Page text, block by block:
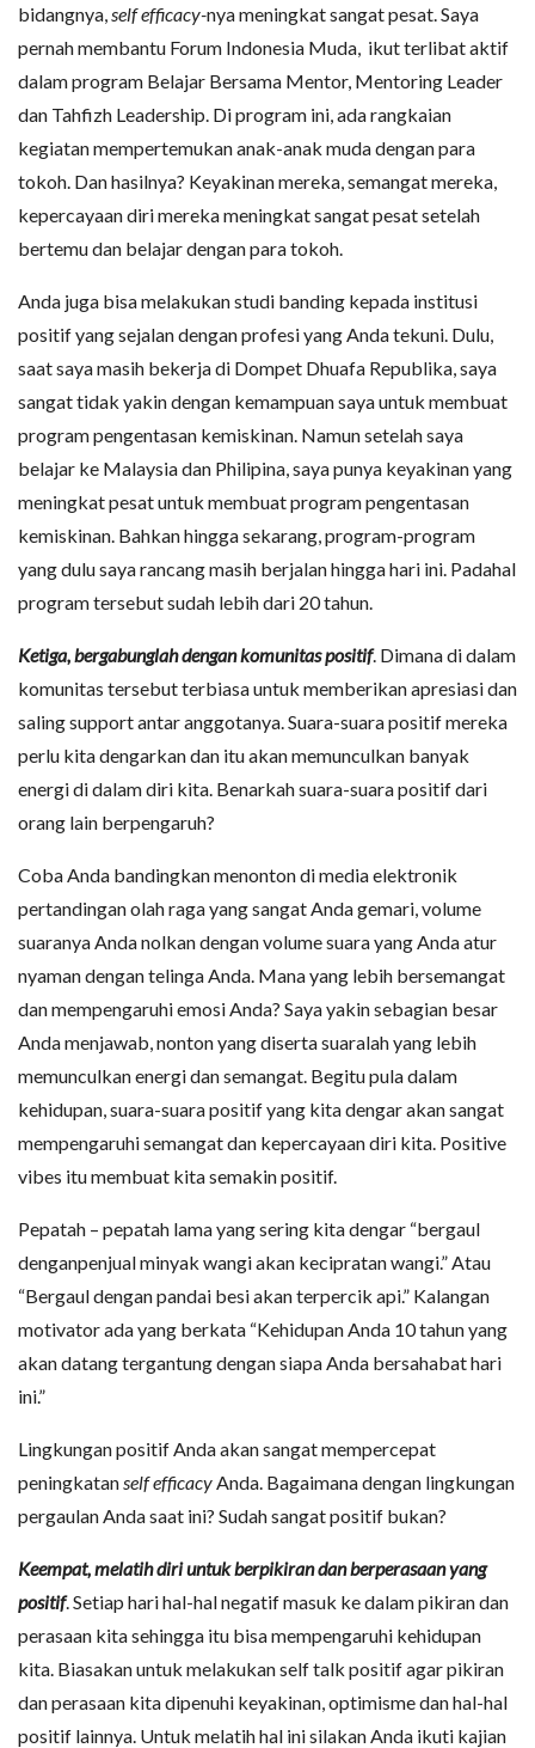
bidangnya,self efficacy-nya meningkat sangat pesat. Saya
pernah membantu Forum Indonesia Muda, ikut terlibat aktif
dalam program Belajar Bersama Mentor, Mentoring Leader
dan Tahfizh Leadership. Di program ini, ada rangkaian
kegiatan mempertemukan anak-anak muda dengan para
tokoh. Dan hasilnya? Keyakinan mereka, semangat mereka,
kepercayaan diri mereka meningkat sangat pesat setelah
bertemu dan belajar dengan para tokoh.
Anda juga bisa melakukan studi banding kepada institusi
positif yang sejalan dengan profesi yang Anda tekuni. Dulu,
saat saya masih bekerja di Dompet Dhuafa Republika, saya
sangat tidak yakin dengan kemampuan saya untuk membuat
program pengentasan kemiskinan. Namun setelah saya
belajar ke Malaysia dan Philipina, saya punya keyakinan yang
meningkat pesat untuk membuat program pengentasan
kemiskinan. Bahkan hingga sekarang, program-program
yang dulu saya rancang masih berjalan hingga hari ini. Padahal
program tersebut sudah lebih dari 20 tahun.
Ketiga, bergabunglah dengan komunitas positif. Dimana di dalam
komunitas tersebut terbiasa untuk memberikan apresiasi dan
saling support antar anggotanya. Suara-suara positif mereka
perlu kita dengarkan dan itu akan memunculkan banyak
energi di dalam diri kita. Benarkah suara-suara positif dari
orang lain berpengaruh?
Coba Anda bandingkan menonton di media elektronik
pertandingan olah raga yang sangat Anda gemari, volume
suaranya Anda nolkan dengan volume suara yang Anda atur
nyaman dengan telinga Anda. Mana yang lebih bersemangat
dan mempengaruhi emosi Anda? Saya yakin sebagian besar
Anda menjawab, nonton yang diserta suaralah yang lebih
memunculkan energi dan semangat. Begitu pula dalam
kehidupan, suara-suara positif yang kita dengar akan sangat
mempengaruhi semangat dan kepercayaan diri kita. Positive
vibes itu membuat kita semakin positif.
Pepatah – pepatah lama yang sering kita dengar “bergaul
denganpenjual minyak wangi akan kecipratan wangi.” Atau
“Bergaul dengan pandai besi akan terpercik api.” Kalangan
motivator ada yang berkata “Kehidupan Anda 10 tahun yang
akan datang tergantung dengan siapa Anda bersahabat hari
ini.”
Lingkungan positif Anda akan sangat mempercepat
peningkatanself efficacyAnda. Bagaimana dengan lingkungan
pergaulan Anda saat ini? Sudah sangat positif bukan?
Keempat, melatih diri untuk berpikiran dan berperasaan yang
positif. Setiap hari hal-hal negatif masuk ke dalam pikiran dan
perasaan kita sehingga itu bisa mempengaruhi kehidupan
kita. Biasakan untuk melakukan self talk positif agar pikiran
dan perasaan kita dipenuhi keyakinan, optimisme dan hal-hal
positif lainnya. Untuk melatih hal ini silakan Anda ikuti kajian